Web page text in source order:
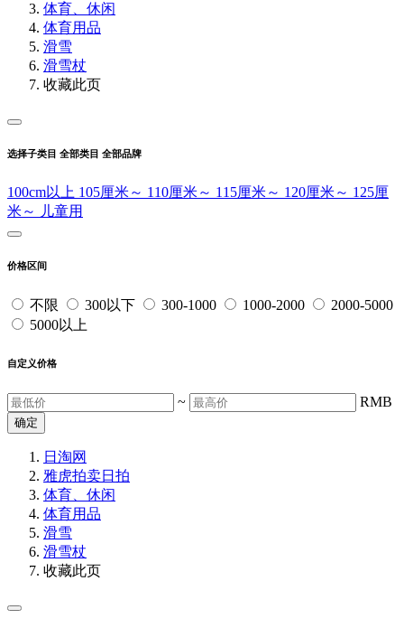
体育、休闲
体育用品
滑雪
滑雪杖
收藏此页
选择子类目 全部类目 全部品牌
100cm以上 105厘米～ 110厘米～ 115厘米～ 120厘米～ 125厘
米～
儿童用
价格区间
不限 300以下 300-1000 1000-2000
2000-5000
5000以上
自定义价格
~ RMB
确定
日淘网
雅虎拍卖日拍
体育、休闲
体育用品
滑雪
滑雪杖
收藏此页